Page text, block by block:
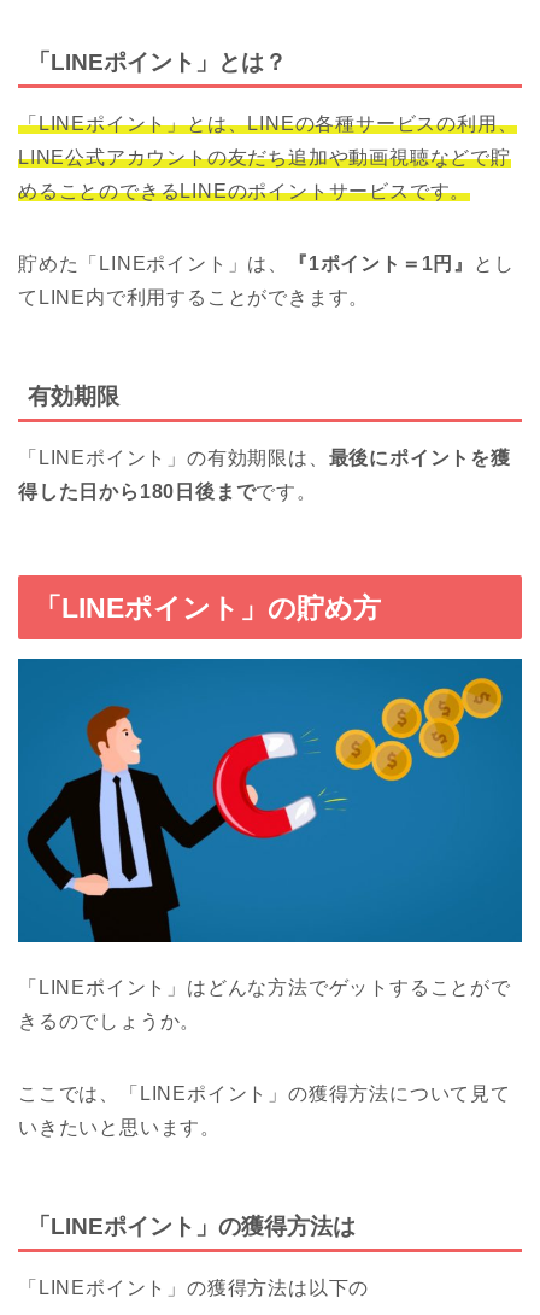
「LINEポイント」とは？
「LINEポイント」とは、LINEの各種サービスの利用、
LINE公式アカウントの友だち追加や動画視聴などで貯
めることのできるLINEのポイントサービスです。
貯めた「LINEポイント」は、 『1ポイント＝1円』
とし
てLINE内で利用することができます。
有効期限
「LINEポイント」の有効期限は、 最後にポイントを獲
得した日から180日後までです。
「LINEポイント」の貯め方
「LINEポイント」はどんな方法でゲットすることがで
きるのでしょうか。
ここでは、「LINEポイント」の獲得方法について見て
いきたいと思います。
「LINEポイント」の獲得方法は
「LINEポイント」の獲得方法は以下の